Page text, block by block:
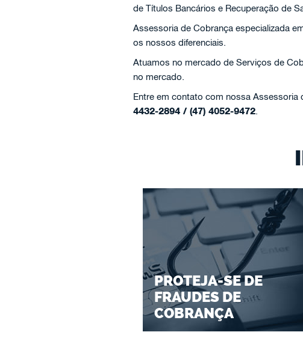
de Títulos Bancários e Recuperação de
Assessoria de Cobrança especializada
os nossos diferenciais.
Atuamos no mercado de Serviços de
no mercado.
Entre em contato com nossa Assessoria
4432-2894 / (47) 4052-9472.
PROTEJA-SE DE
FRAUDES DE
COBRANÇA